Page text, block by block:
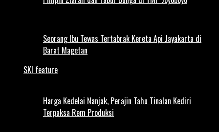
Seorang Ibu Tewas Tertabrak Kereta Api Jayakarta di
Barat Magetan
SKI feature
Harga Kedelai Nanjak, Perajin Tahu Tinalan Kediri
Terpaksa Rem Produksi